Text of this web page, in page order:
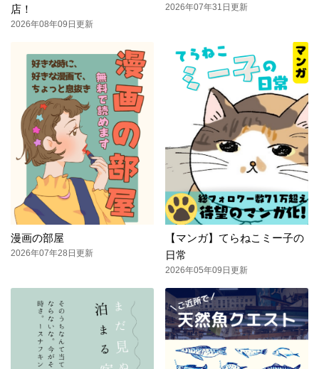
店！
2026年08年09日更新
2026年07年31日更新
漫画の部屋
2026年07年28日更新
【マンガ】てらねこミー子の
日常
2026年05年09日更新